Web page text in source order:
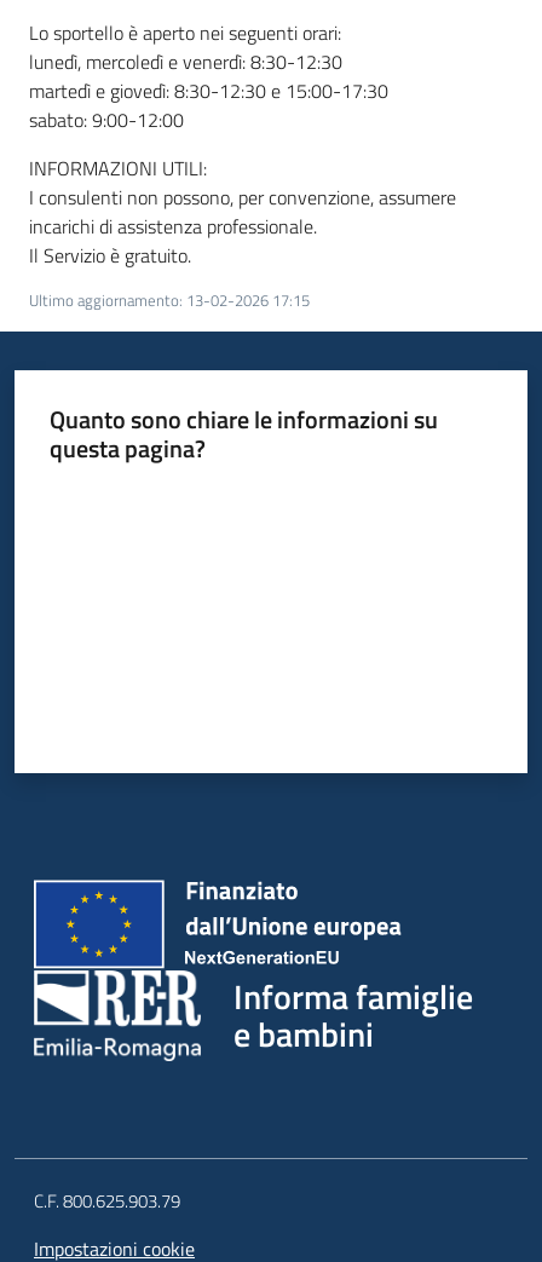
Lo sportello è aperto nei seguenti orari:
lunedì, mercoledì e venerdì: 8:30-12:30
martedì e giovedì: 8:30-12:30 e 15:00-17:30
sabato: 9:00-12:00
INFORMAZIONI UTILI:
I consulenti non possono, per convenzione, assumere
incarichi di assistenza professionale.
Il Servizio è gratuito.
Ultimo aggiornamento: 13-02-2026 17:15
Quanto sono chiare le informazioni su
questa pagina?
Informa famiglie
e bambini
C.F. 800.625.903.79
Impostazioni cookie